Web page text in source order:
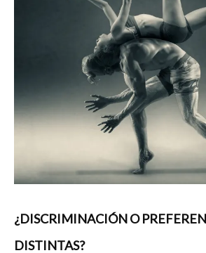
¿DISCRIMINACIÓN O
DISTINTAS?